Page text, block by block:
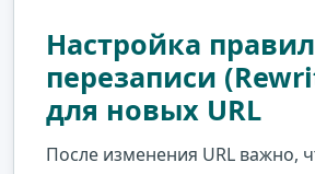
Настройка правил
перезаписи
для новых URL
После изменения URL важно,